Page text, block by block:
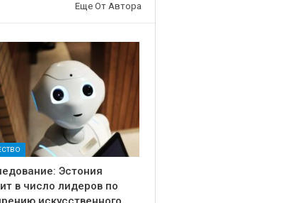
Еще От Автора
Эстония
в число лидеров по